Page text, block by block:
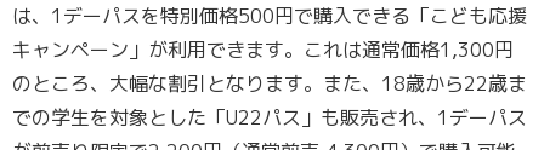
は、1デーパスを特別価格500円で購入できる「こども応援
キャンペーン」が利用できます。これは通常価格1,300円
のところ、大幅な割引となります。また、18歳から22歳ま
での学生を対象とした「U22パス」も販売され、1デーパス